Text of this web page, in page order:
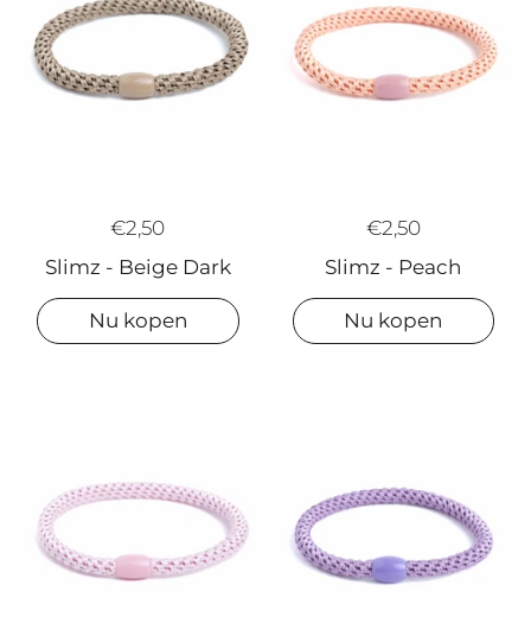
€2,50
Slimz - Beige Dark
Nu kopen
€2,50
Slimz - Peach
Nu kopen